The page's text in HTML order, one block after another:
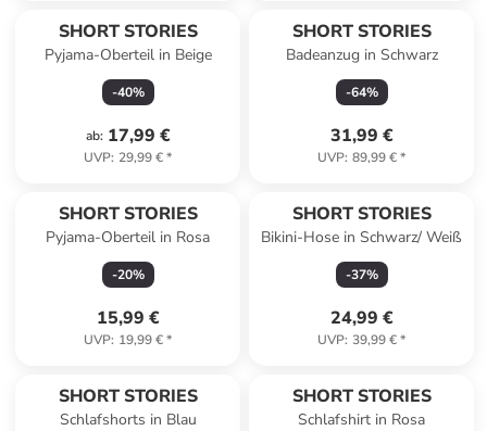
SHORT STORIES
Pyjama-Oberteil in Beige
-40%
ab: 17,99 €
UVP: 29,99 €*
SHORT STORIES
Badeanzug in Schwarz
-64%
31,99 €
UVP: 89,99 €*
SHORT STORIES
Pyjama-Oberteil in Rosa
-20%
15,99 €
UVP: 19,99 €*
SHORT STORIES
Bikini-Hose in Schwarz/ Weiß
-37%
24,99 €
UVP: 39,99 €*
SHORT STORIES
Schlafshorts in Blau
SHORT STORIES
Schlafshirt in Rosa